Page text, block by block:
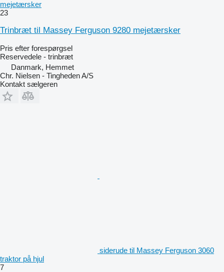
mejetærsker
23
Trinbræt til Massey Ferguson 9280 mejetærsker
Pris efter forespørgsel
Reservedele - trinbræt
Danmark, Hemmet
Chr. Nielsen - Tingheden A/S
Kontakt sælgeren
siderude til Massey Ferguson 3060
traktor på hjul
7